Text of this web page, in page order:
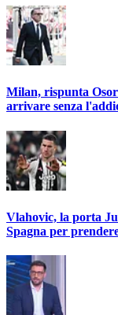
Milan, rispunta
arrivare senza
Vlahovic, la porta
Spagna per